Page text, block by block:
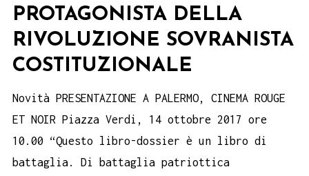
PROTAGONISTA DELLA
RIVOLUZIONE SOVRANISTA
COSTITUZIONALE
Novità PRESENTAZIONE A PALERMO, CINEMA ROUGE
ET NOIR Piazza Verdi, 14 ottobre 2017 ore
10.00 “Questo libro-dossier è un libro di
battaglia. Di battaglia patriottica